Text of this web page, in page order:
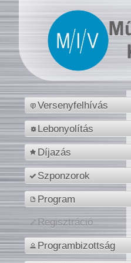
Versenyfelhívás
Lebonyolítás
Díjazás
Szponzorok
Program
Regisztráció
Programbizottság